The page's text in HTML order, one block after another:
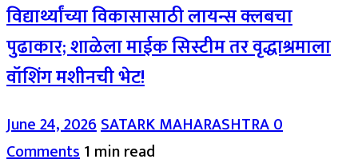
विद्यार्थ्यांच्या विकासासाठी लायन्स क्लबचा
पुढाकार; शाळेला माईक सिस्टीम तर वृद्धाश्रमाला
वॉशिंग मशीनची भेट!
June 24, 2026SATARK MAHARASHTRA0
Comments1 min read